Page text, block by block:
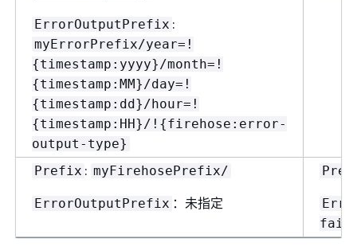
ErrorOutputPrefix :
myErrorPrefix/year=!
{timestamp:yyyy}/month=!
{timestamp:MM}/day=!
{timestamp:dd}/hour=!
{timestamp:HH}/! {firehose:error-
output-type}
Prefix : myFirehosePrefix/
ErrorOutputPrefix ：未指定